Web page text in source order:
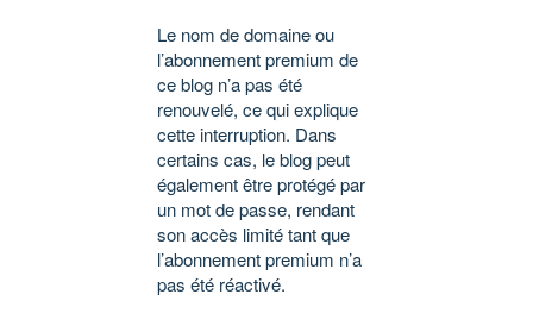
Le nom de domaine ou
l’abonnement premium de
ce blog n’a pas été
renouvelé, ce qui explique
cette interruption. Dans
certains cas, le blog peut
également être protégé par
un mot de passe, rendant
son accès limité tant que
l’abonnement premium n’a
pas été réactivé.